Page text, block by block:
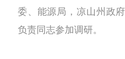
委、能源局，凉山州政
负责同志参加调研。